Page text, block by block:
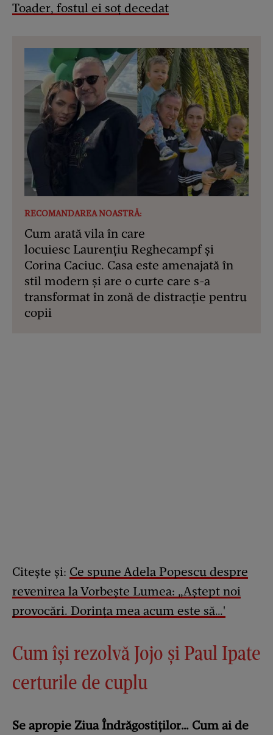
Toader, fostul ei soț decedat
RECOMANDAREA NOASTRĂ:
Cum arată vila în care
locuiesc Laurențiu Reghecampf și
Corina Caciuc. Casa este amenajată în
stil modern și are o curte care s-a
transformat în zonă de distracție pentru
copii
Citește și: Ce spune Adela Popescu despre
revenirea la Vorbește Lumea: „Aștept noi
provocări. Dorința mea acum este să…'
Cum își rezolvă Jojo și Paul Ipate
certurile de cuplu
Se apropie Ziua Îndrăgostiților… Cum ai de